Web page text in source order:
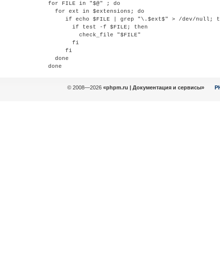
for FILE in "$@" ; do
  for ext in $extensions; do
if echo $FILE | grep "\.$ext$" > /dev/null;
       if test -f $FILE; then
         check_file "$FILE"
       fi
     fi
  done
done
© 2008—2026«phpm.ru | Документация и сервисы»